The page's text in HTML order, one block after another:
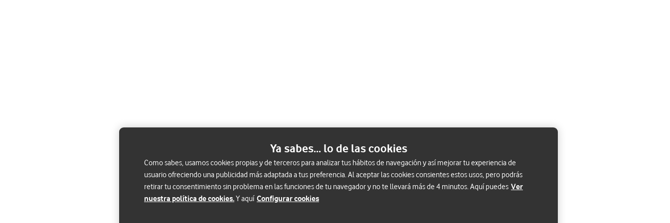
Ya sabes... lo de las cookies
Como sabes, usamos cookies propias y de terceros para analizar tus hábitos de navegación y así mejorar tu experiencia de
usuario ofreciendo una publicidad más adaptada a tus preferencia. Al aceptar las cookies consientes estos usos, pero podrás
retirar tu consentimiento sin problema en las funciones de tu navegador y no te llevará más de 4 minutos. Aquí puedes Ver
nuestra política de cookies.Y aquí Configurar cookies